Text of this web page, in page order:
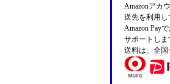
Amazonアカ
送先を利用
Amazon Pay
サポートしま
送料は、全